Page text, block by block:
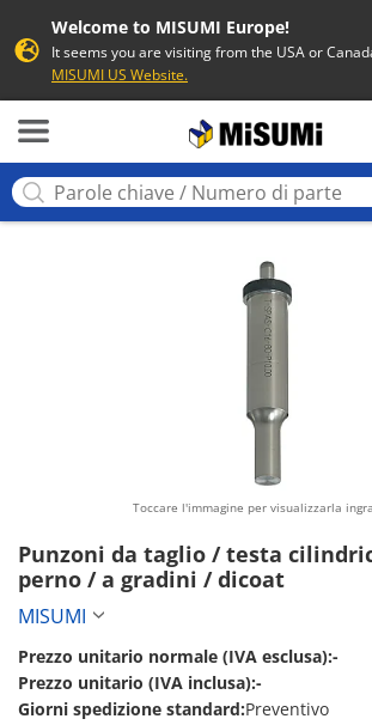
Welcome to MISUMI Europe!
It seems you are visiting from the USA or
MISUMI US Website.
Toccare l'immagine per visualizzarla
Punzoni da taglio / testa
MISUMI
Prezzo unitario normale (IVA esclusa):-
Prezzo unitario (IVA inclusa):-
Giorni spedizione standard:Preventivo